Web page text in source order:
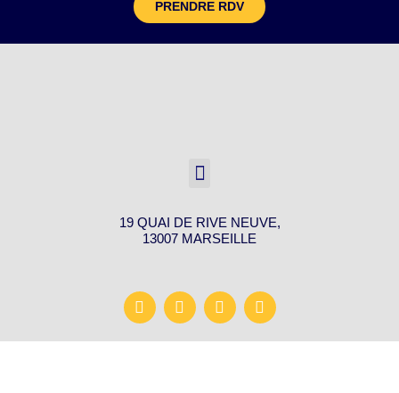
PRENDRE RDV
19 QUAI DE RIVE NEUVE,
13007 MARSEILLE